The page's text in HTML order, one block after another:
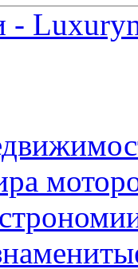
-